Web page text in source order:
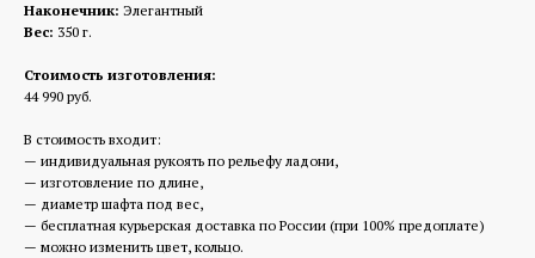
Наконечник: Элегантный
Вес: 350 г.
Стоимость изготовления:
44 990 руб.
В стоимость входит:
— индивидуальная рукоять по рельефу ладони,
— изготовление по длине,
— диаметр шафта под вес,
— бесплатная курьерская доставка по России (при 100% предоплате)
— можно изменить цвет, кольцо.